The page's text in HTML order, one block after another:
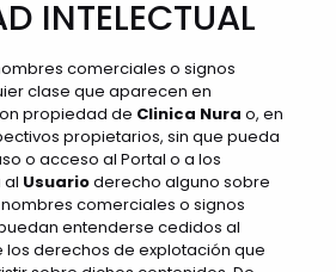
INTELECTUAL
comerciales o signos
clase que aparecen en
propiedad de Clinica Nura o, en
propietarios, sin que pueda
o acceso al Portal o a los
al Usuarioderecho alguno sobre
comerciales o signos
entenderse cedidos al
derechos de explotación que